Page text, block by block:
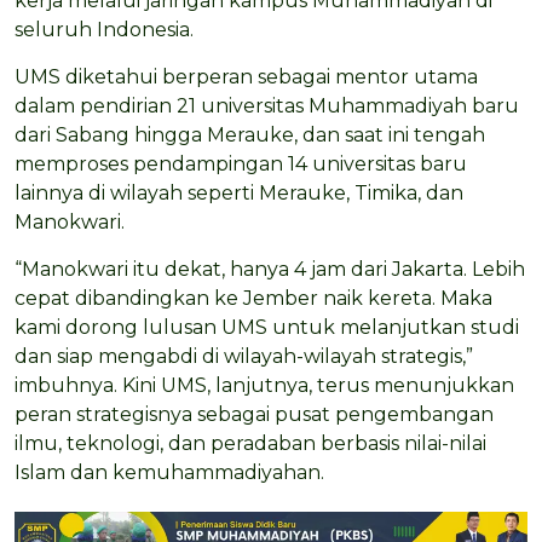
seluruh Indonesia.
UMS diketahui berperan sebagai mentor utama
dalam pendirian 21 universitas Muhammadiyah baru
dari Sabang hingga Merauke, dan saat ini tengah
memproses pendampingan 14 universitas baru
lainnya di wilayah seperti Merauke, Timika, dan
Manokwari.
“Manokwari itu dekat, hanya 4 jam dari Jakarta. Lebih
cepat dibandingkan ke Jember naik kereta. Maka
kami dorong lulusan UMS untuk melanjutkan studi
dan siap mengabdi di wilayah-wilayah strategis,”
imbuhnya. Kini UMS, lanjutnya, terus menunjukkan
peran strategisnya sebagai pusat pengembangan
ilmu, teknologi, dan peradaban berbasis nilai-nilai
Islam dan kemuhammadiyahan.